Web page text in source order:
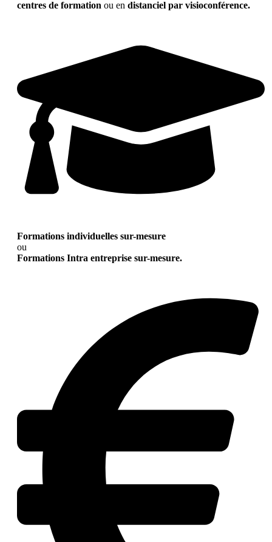
centres de formation ou en distanciel par visioconférence.
Formations individuelles sur-mesure
ou
Formations Intra entreprise sur-mesure.